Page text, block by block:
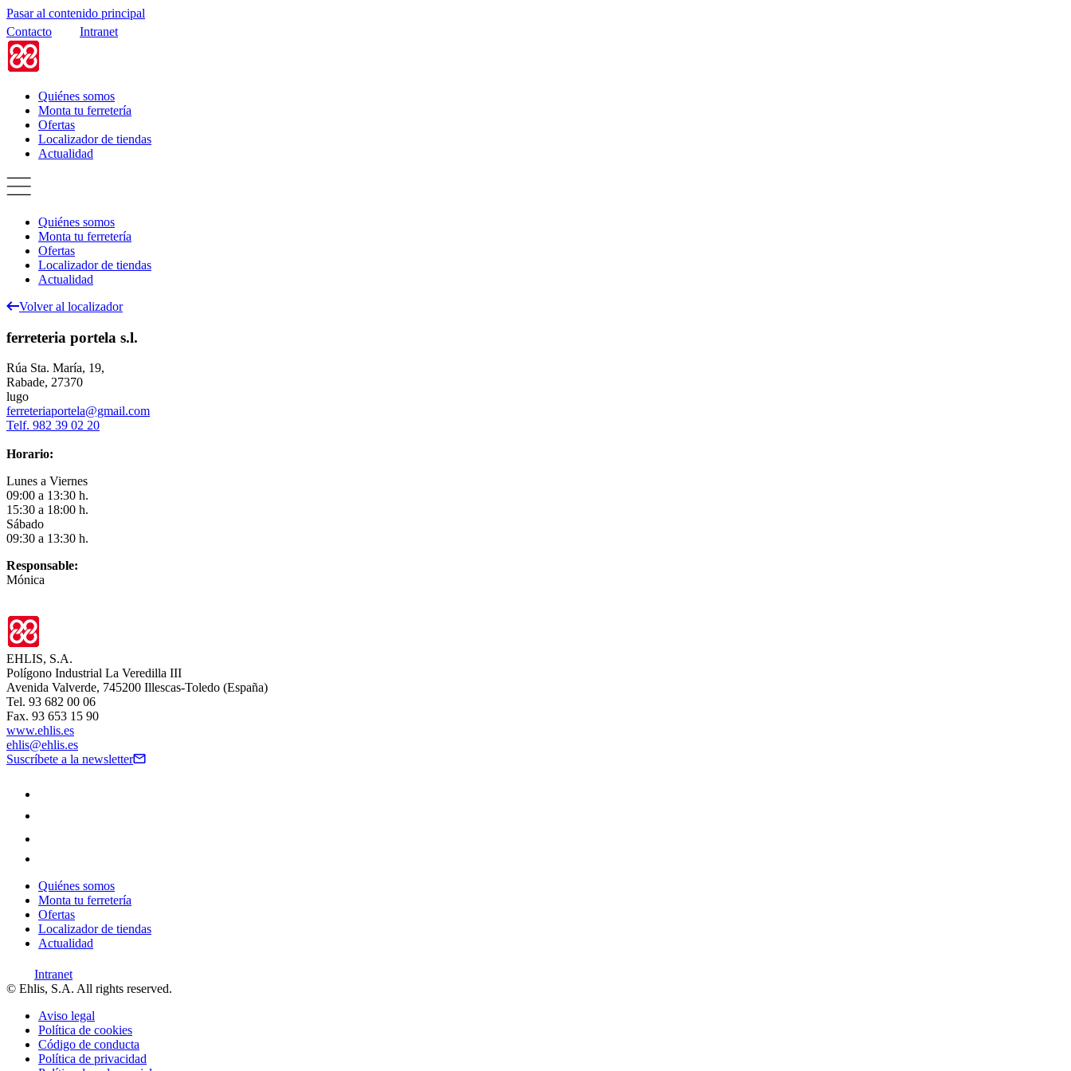
Pasar al contenido principal
Contacto
Intranet
Quiénes somos
Monta tu ferretería
Ofertas
Localizador de tiendas
Actualidad
Quiénes somos
Monta tu ferretería
Ofertas
Localizador de tiendas
Actualidad
Volver al localizador
ferreteria portela s.l.
Rúa Sta. María, 19,
Rabade, 27370
lugo
ferreteriaportela@gmail.com
Telf. 982 39 02 20
Horario:
Lunes a Viernes
09:00 a 13:30 h.
15:30 a 18:00 h.
Sábado
09:30 a 13:30 h.
Responsable:
Mónica
EHLIS, S.A.
Polígono Industrial La Veredilla III
Avenida Valverde, 745200 Illescas-Toledo (España)
Tel. 93 682 00 06
Fax. 93 653 15 90
www.ehlis.es
ehlis@ehlis.es
Suscríbete a la newsletter
Quiénes somos
Monta tu ferretería
Ofertas
Localizador de tiendas
Actualidad
Intranet
© Ehlis, S.A. All rights reserved.
Aviso legal
Política de cookies
Código de conducta
Política de privacidad